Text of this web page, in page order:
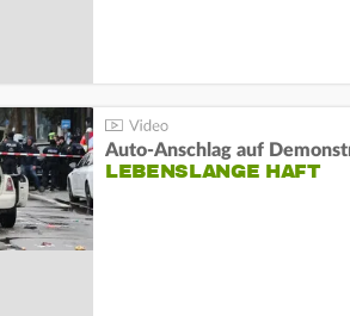
LEBENSLANGE HAFT